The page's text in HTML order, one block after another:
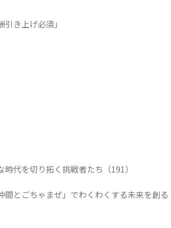
き上げ必須」
代を切り拓く挑戦者たち（191）
とごちゃまぜ」でわくわくする未来を創る